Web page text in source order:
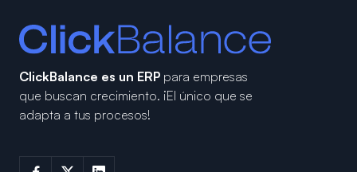
ClickBalance es un ERP para empresas
que buscan crecimiento. ¡El único que se
adapta a tus procesos!